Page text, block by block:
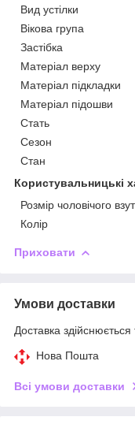
Вид устілки
Вікова група
Застібка
Матеріал верху
Матеріал підкладки
Матеріал підошви
Стать
Сезон
Стан
Користувальницькі
Розмір чоловічого
Колір
Приховати
Умови доставки
Доставка здійснюється
Нова Пошта
Всі умови доставки